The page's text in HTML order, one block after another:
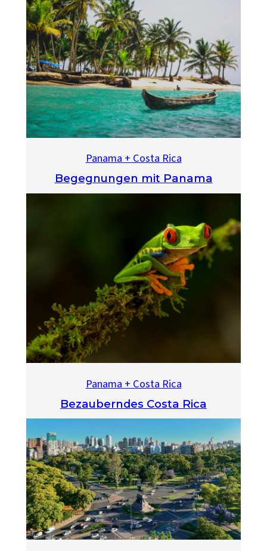
Panama + Costa Rica
Begegnungen mit Panama
Panama + Costa Rica
Bezauberndes Costa Rica